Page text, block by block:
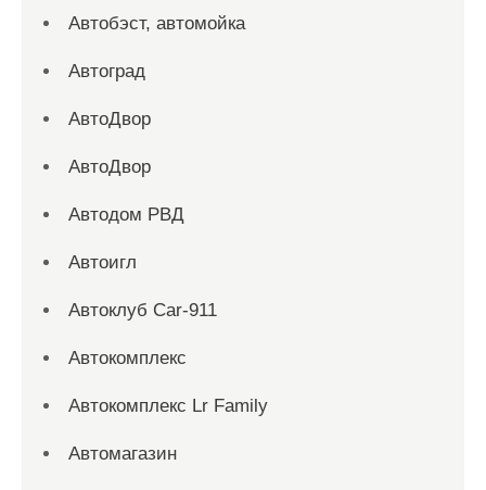
Автобэст, автомойка
Автоград
АвтоДвор
АвтоДвор
Автодом РВД
Автоигл
Автоклуб Car-911
Автокомплекс
Автокомплекс Lr Family
Автомагазин